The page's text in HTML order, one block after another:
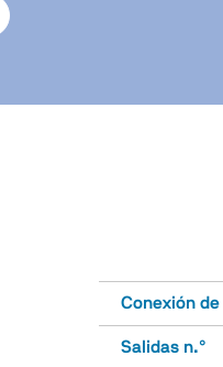
Conexión
Salidas n.°